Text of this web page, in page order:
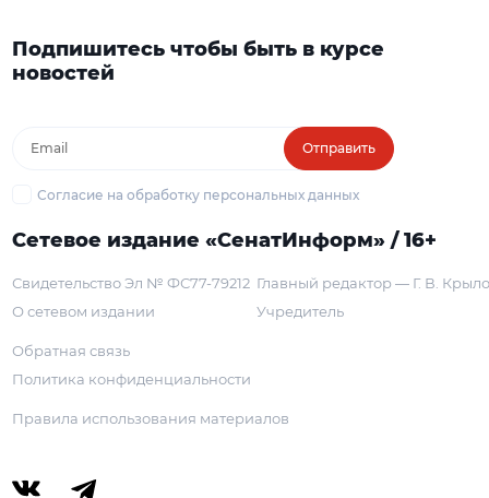
Подпишитесь чтобы быть в курсе
новостей
Отправить
Согласие на обработку персональных данных
Сетевое издание «СенатИнформ» / 16+
Свидетельство Эл № ФС77-79212
О сетевом издании
Главный редактор — Г. В.
Учредитель
Обратная связь
Политика конфиденциальности
Правила использования материалов